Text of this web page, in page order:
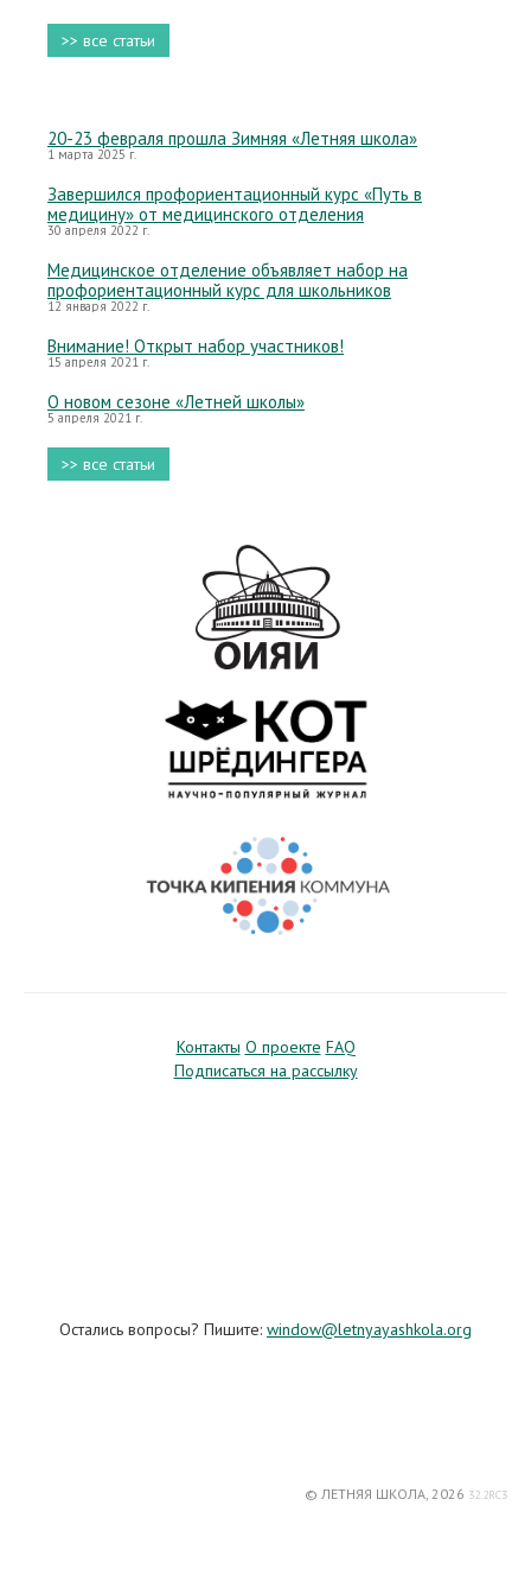
>> все статьи
20-23 февраля прошла Зимняя «Летняя школа»
1 марта 2025 г.
Завершился профориентационный курс «Путь в
медицину» от медицинского отделения
30 апреля 2022 г.
Медицинское отделение объявляет набор на
профориентационный курс для школьников
12 января 2022 г.
Внимание! Открыт набор участников!
15 апреля 2021 г.
О новом сезоне «Летней школы»
5 апреля 2021 г.
>> все статьи
Контакты О проекте FAQ
Подписаться на рассылку
Остались вопросы? Пишите: window@letnyayashkola.org
© ЛЕТНЯЯ ШКОЛА, 2026 32.2RC3